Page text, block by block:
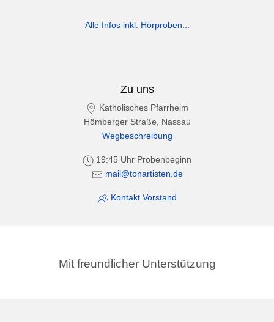
Alle Infos inkl. Hörproben...
Zu uns
Katholisches Pfarrheim
Hömberger Straße, Nassau
Wegbeschreibung
19:45 Uhr Probenbeginn
mail@tonartisten.de
Kontakt Vorstand
Mit freundlicher Unterstützung